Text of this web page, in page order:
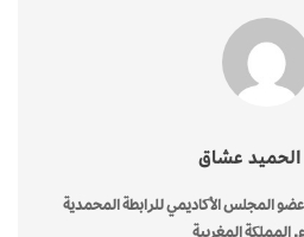
الحميد عشاق
المجلس الأكاديمي للرابطة المحمدية
المملكة المغربية